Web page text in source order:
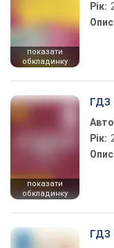
показати
обкладинку
Рік:
показати
обкладинку
ГДЗ
Рік:
ГДЗ